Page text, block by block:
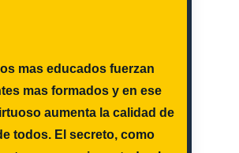
mas educados fuerzan
mas formados y en ese
aumenta la calidad de
todos. El secreto, como